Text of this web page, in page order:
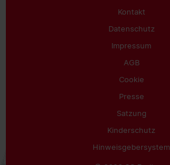
Kontakt
Datenschutz
Impressum
AGB
Cookie
Presse
Satzung
Kinderschutz
Hinweisgebersystem